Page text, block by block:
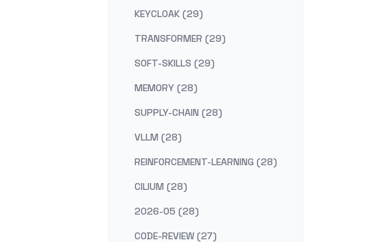
KEYCLOAK (29)
TRANSFORMER (29)
SOFT-SKILLS (29)
MEMORY (28)
SUPPLY-CHAIN (28)
VLLM (28)
REINFORCEMENT-LEARNING (28)
CILIUM (28)
2026-05 (28)
CODE-REVIEW (27)